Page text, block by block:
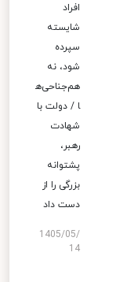
افراد
شایسته
سپرده
شود، نه
هم‌جناحی‌ه
ا / دولت با
شهادت
رهبر،
پشتوانه
بزرگی را از
دست داد
1405/05/
14